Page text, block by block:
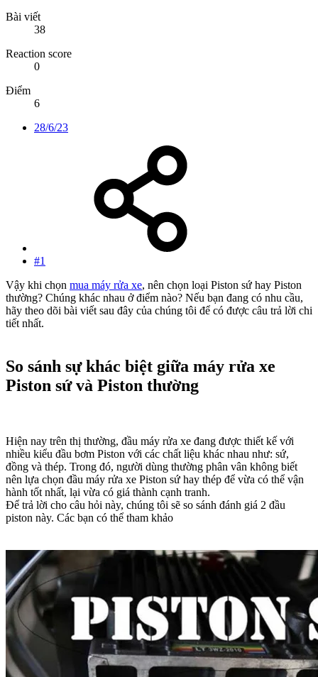
Bài viết
38
Reaction score
0
Điểm
6
28/6/23
#1
Vậy khi chọn mua máy rửa xe, nên chọn loại Piston sứ hay Piston
thường? Chúng khác nhau ở điểm nào? Nếu bạn đang có nhu cầu,
hãy theo dõi bài viết sau đây của chúng tôi để có được câu trả lời chi
tiết nhất.
So sánh sự khác biệt giữa máy rửa xe
Piston sứ và Piston thường
Hiện nay trên thị thường, đầu máy rửa xe đang được thiết kế với
nhiều kiểu đầu bơm Piston với các chất liệu khác nhau như: sứ,
đồng và thép. Trong đó, người dùng thường phân vân không biết
nên lựa chọn đầu máy rửa xe Piston sứ hay thép để vừa có thể vận
hành tốt nhất, lại vừa có giá thành cạnh tranh.
Để trả lời cho câu hỏi này, chúng tôi sẽ so sánh đánh giá 2 đầu
piston này. Các bạn có thể tham khảo